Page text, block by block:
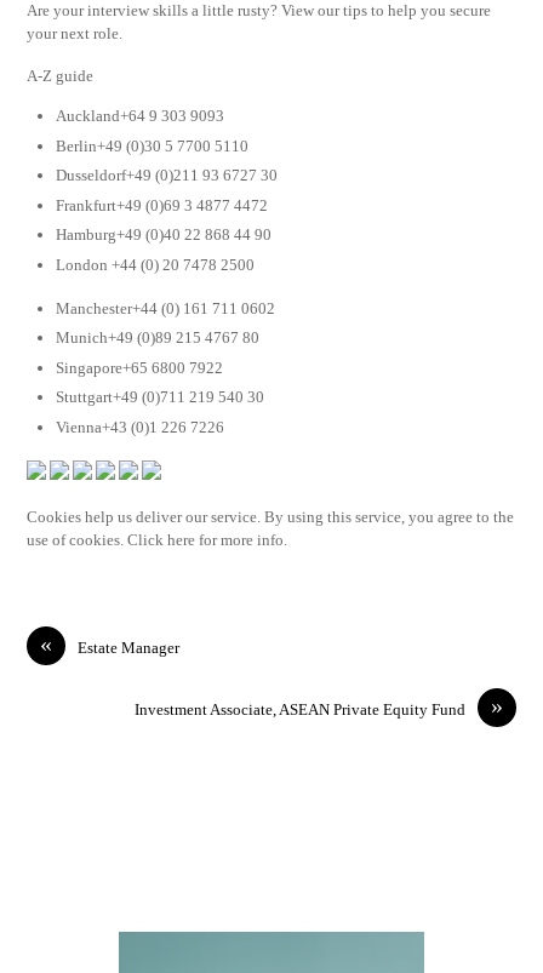
Are your interview skills a little rusty? View our tips to help you secure
your next role.
A-Z guide
Auckland+64 9 303 9093
Berlin+49 (0)30 5 7700 5110
Dusseldorf+49 (0)211 93 6727 30
Frankfurt+49 (0)69 3 4877 4472
Hamburg+49 (0)40 22 868 44 90
London +44 (0) 20 7478 2500
Manchester+44 (0) 161 711 0602
Munich+49 (0)89 215 4767 80
Singapore+65 6800 7922
Stuttgart+49 (0)711 219 540 30
Vienna+43 (0)1 226 7226
Cookies help us deliver our service. By using this service, you agree to the
use of cookies. Click here for more info.
« Estate Manager
»
Investment Associate, ASEAN Private Equity Fund